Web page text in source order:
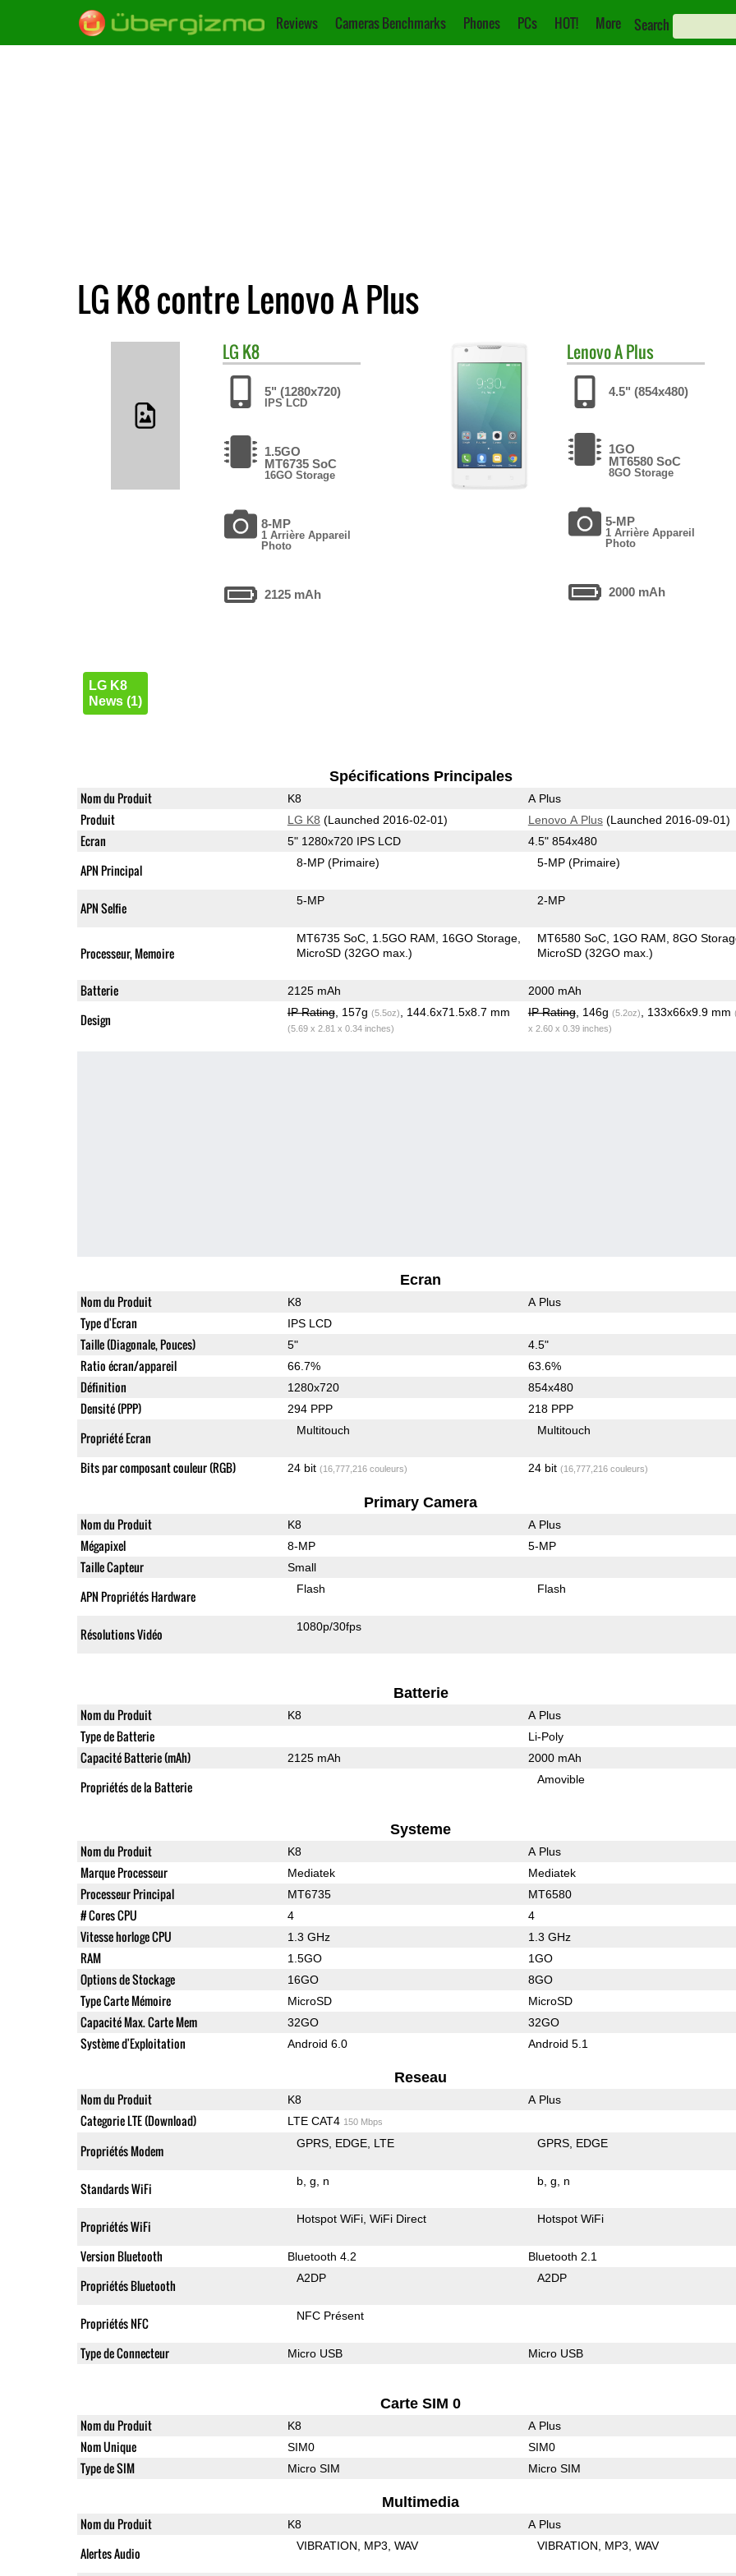
Reviews Cameras Benchmarks Phones PCs HOT! More Search
LG K8 contre Lenovo A Plus
LG K8
5" (1280x720)
IPS LCD
1.5GO
MT6735 SoC
16GO Storage
8-MP
1 Arrière Appareil
Photo
2125 mAh
LG K8
News (1)
LenovoA Plus
4.5" (854x480)
1GO
MT6580 SoC
8GO Storage
5-MP
1 Arrière Appareil
Photo
2000 mAh
Spécifications Principales
Nom du Produit K8 A Plus
Produit LG K8 (Launched 2016-02-01) Lenovo A Plus(Launched 2016-09-01)
Ecran 5" 1280x720 IPS LCD 4.5" 854x480
APN Principal 8-MP(Primaire) 5-MP(Primaire)
APN Selfie 5-MP 2-MP
Processeur, Memoire
MT6735 SoC 1.5GO RAM
16GO Storage
MicroSD (32GO max.)
MT6580 SoC 1GO RAM 8GO
MicroSD (32GO max.)
Batterie 2125 mAh 2000 mAh
Design IP Rating, 157g (5.5oz) , 144.6x71.5x8.7 mm
(5.69 x 2.81 x 0.34 inches)
IP Rating, 146g (5.2oz) , 133x66x9.9 mm
x 2.60 x 0.39 inches)
Ecran
Nom du Produit K8 A Plus
Type d'Ecran IPS LCD
Taille (Diagonale, Pouces) 5" 4.5"
Ratio écran/appareil 66.7% 63.6%
Définition 1280x720 854x480
Densité (PPP) 294 PPP 218 PPP
Propriété Ecran Multitouch Multitouch
Bits par composant couleur (RGB) 24 bit (16,777,216 couleurs) 24 bit (16,777,216 couleurs)
Primary Camera
Nom du Produit K8 A Plus
Mégapixel 8-MP 5-MP
Taille Capteur Small
APN Propriétés Hardware Flash Flash
Résolutions Vidéo 1080p/30fps
Batterie
Nom du Produit K8 A Plus
Type de Batterie Li-Poly
Capacité Batterie (mAh) 2125 mAh 2000 mAh
Propriétés de la Batterie Amovible
Systeme
Nom du Produit K8 A Plus
Marque Processeur Mediatek Mediatek
Processeur Principal MT6735 MT6580
# Cores CPU 4 4
Vitesse horloge CPU 1.3 GHz 1.3 GHz
RAM 1.5GO 1GO
Options de Stockage 16GO 8GO
Type Carte Mémoire MicroSD MicroSD
Capacité Max. Carte Mem 32GO 32GO
Système d'Exploitation Android 6.0 Android 5.1
Reseau
Nom du Produit K8 A Plus
Categorie LTE (Download) LTE CAT4 150 Mbps
Propriétés Modem GPRS EDGE LTE GPRS EDGE
Standards WiFi b g n b g n
Propriétés WiFi Hotspot WiFi WiFi Direct Hotspot WiFi
Version Bluetooth Bluetooth 4.2 Bluetooth 2.1
Propriétés Bluetooth A2DP A2DP
Propriétés NFC NFC Présent
Type de Connecteur Micro USB Micro USB
Carte SIM 0
Nom du Produit K8 A Plus
Nom Unique SIM0 SIM0
Type de SIM Micro SIM Micro SIM
Multimedia
Nom du Produit K8 A Plus
Alertes Audio VIBRATION MP3 WAV VIBRATION MP3 WAV